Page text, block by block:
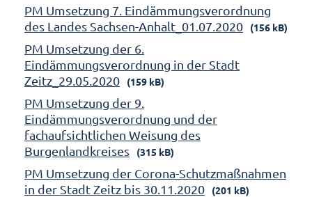
PM Umsetzung 7. Eindämmungsverordnung
des Landes Sachsen-Anhalt_01.07.2020
(156 kB)
PM Umsetzung der 6.
Eindämmungsverordnung in der Stadt
Zeitz_29.05.2020
(159 kB)
PM Umsetzung der 9.
Eindämmungsverordnung und der
fachaufsichtlichen Weisung des
Burgenlandkreises
(315 kB)
PM Umsetzung der Corona-Schutzmaßnahmen
in der Stadt Zeitz bis 30.11.2020
(201 kB)